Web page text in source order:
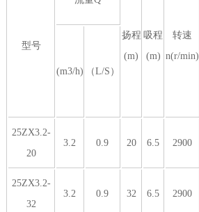
型号
扬程
(m)
吸程
(m)
转速
n(r/min)
(m3/h) （L/S）
25ZX3.2-
20
3.2 0.9 20 6.5 2900
25ZX3.2-
32
3.2 0.9 32 6.5 2900